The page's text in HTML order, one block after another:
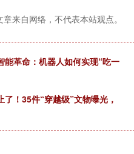
来自网络，不代表本站观点。
能革命：机器人如何实现“吃一
！35件“穿越级”文物曝光，